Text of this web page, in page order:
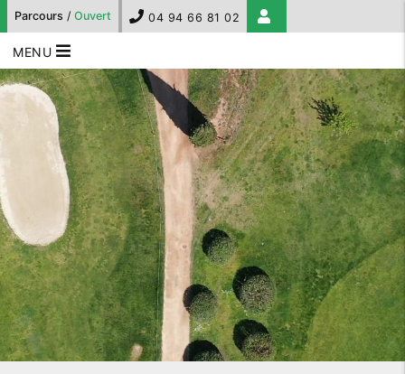
Parcours / Ouvert 04 94 66 81 02
MENU